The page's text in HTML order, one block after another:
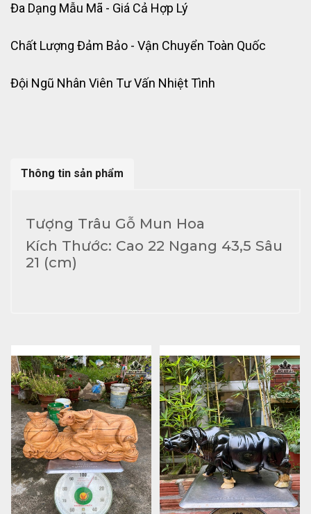
Đa Dạng Mẫu Mã - Giá Cả Hợp Lý
Chất Lượng Đảm Bảo - Vận Chuyển Toàn Quốc
Đội Ngũ Nhân Viên Tư Vấn Nhiệt Tình
Thông tin sản phẩm
Tượng Trâu Gỗ Mun Hoa
Kích Thước: Cao 22 Ngang 43,5 Sâu
21 (cm)